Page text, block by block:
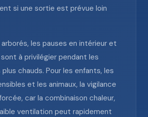
si une sortie est prévue loin
les pauses en intérieur et
à privilégier pendant les
chauds. Pour les enfants, les
et les animaux, la vigilance
car la combinaison chaleur,
ventilation peut rapidement